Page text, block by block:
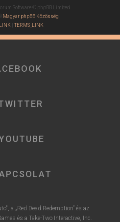
Software © phpBB Limited
Magyar phpBB Közösség
|TERMS_LINK
a „Red Dead Redemption” és az
és a Take-Two Interactive, Inc.